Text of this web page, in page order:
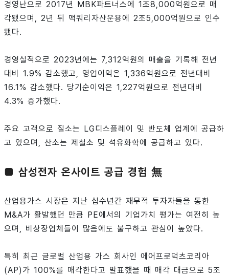
경영난으로 2017년 MBK파트너스에 1조8,000억원으로 매
각됐으며, 2년 뒤 맥쿼리자산운용에 2조5,000억원으로 인수
됐다.
경영실적으로 2023년에는 7,312억원의 매출을 기록해 전년
대비 1.9% 감소했고, 영업이익은 1,336억원으로 전년대비
16.1% 감소했다. 당기순이익은 1,227억원으로 전년대비
4.3% 증가했다.
주요 고객으로 질소는 LG디스플레이 및 반도체 업계에 공급하
고 있으며, 산소는 제철소 및 석유화학에 공급하고 있다.
■ 삼성전자 온사이트 공급 경험 無
산업용가스 시장은 지난 십수년간 재무적 투자자들을 통한
M&A가 활발했던 만큼 PE에서의 기업가치 평가는 여전히 높
으며, 비상장업체들이 많음에도 불구하고 관심이 높았다.
특히 최근 글로벌 산업용 가스 회사인 에어프로덕츠코리아
(AP)가 100%를 매각한다고 발표했을 때 매각 대금으로 5조